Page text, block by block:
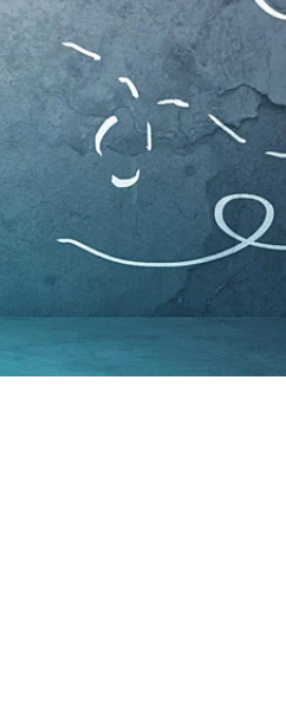
Price
One-Time Payments
Customer
Goals
Task